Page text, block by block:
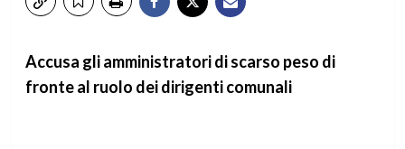
Accusa gli amministratori di scarso peso di
fronte al ruolo dei dirigenti comunali